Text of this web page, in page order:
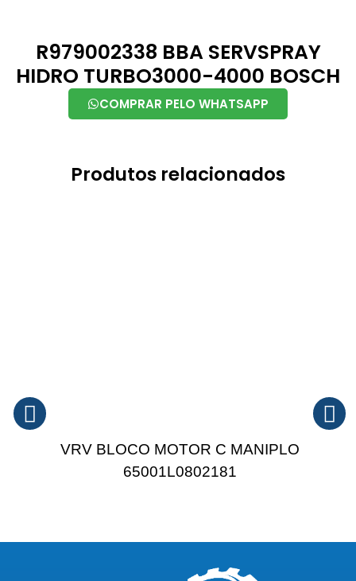
R979002338 BBA SERVSPRAY
HIDRO TURBO3000-4000 BOSCH
COMPRAR PELO WHATSAPP
Produtos relacionados
VRV BLOCO MOTOR C MANIPLO
65001L0802181